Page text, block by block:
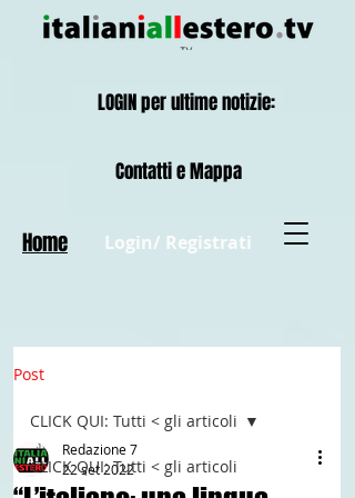
Login/ Registrati
Contatti e Mappa
Home
LOGIN per ultime notizie:
Post
CLICK QUI: Tutti < gli articoli
CLICK QUI: Tutti < gli articoli
Redazione 7
22 set 2022